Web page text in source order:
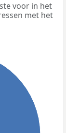
voor in het
met het